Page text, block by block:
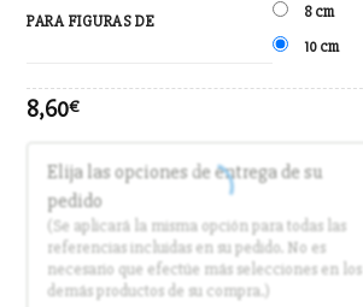
PARA FIGURAS DE
8 cm
10 cm
8,60€
Elija las opciones de entrega de su
pedido
(Se aplicará la misma opción para todas las
referencias incluidas en su pedido. No es
necesario que efectúe más selecciones en los
demás productos de su compra.)